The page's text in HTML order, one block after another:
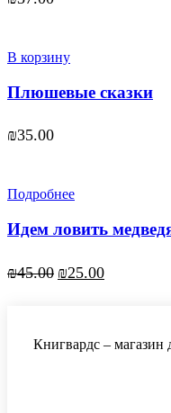
В корзину
Плюшевые сказки
₪35.00
Подробнее
Идем ловить
₪45.00 Первоначальная
₪25.00Текущая
Книгвардс – магазин